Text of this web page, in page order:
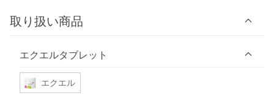
取り扱い商品
エクエルタブレット
エクエル